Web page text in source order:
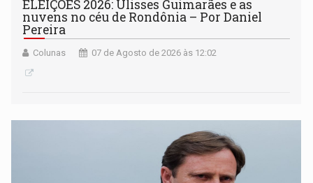
ELEIÇÕES 2026: Ulisses Guimarães e as
nuvens no céu de Rondônia – Por Daniel
Pereira
Colunas 07 de Agosto de 2026 às 12:02